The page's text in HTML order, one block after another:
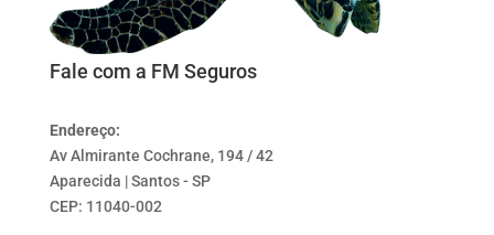
Fale com a FM Seguros
Endereço:
Av Almirante Cochrane, 194 / 42
Aparecida | Santos - SP
CEP: 11040-002